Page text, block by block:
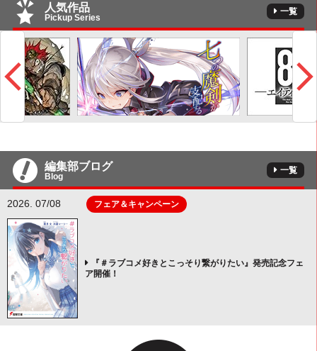
人気作品
Pickup Series
一覧
編集部ブログ
Blog
一覧
2026. 07/08 フェア＆キャンペーン
『＃ラブコメ好きとこっそり繋がりたい』発売記念フェ
ア開催！